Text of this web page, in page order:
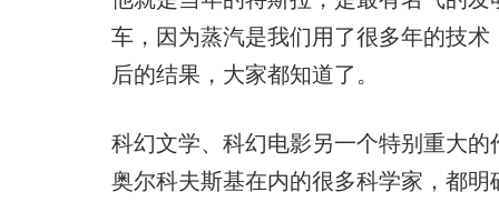
车，因为蒸汽是我们用了很多年的技
后的结果，大家都知道了。
科幻文学、科幻电影另一个特别重大
奥尔科夫斯基在内的很多科学家，都